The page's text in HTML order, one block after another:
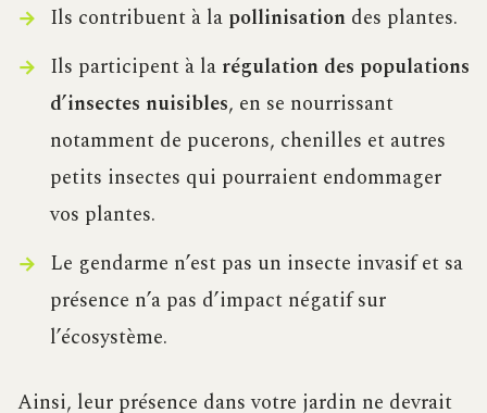
Ils contribuent à la pollinisationdes plantes.
Ils participent à la régulation des populations
d’insectes nuisibles, en se nourrissant
notamment de pucerons, chenilles et autres
petits insectes qui pourraient endommager
vos plantes.
Le gendarme n’est pas un insecte invasif et sa
présence n’a pas d’impact négatif sur
l’écosystème.
Ainsi, leur présence dans votre jardin ne devrait